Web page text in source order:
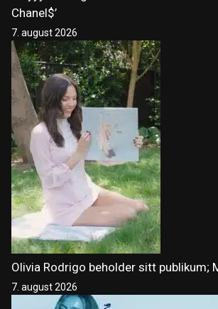
Chanel$’
7. august 2026
Olivia Rodrigo beholder sitt publikum;
7. august 2026